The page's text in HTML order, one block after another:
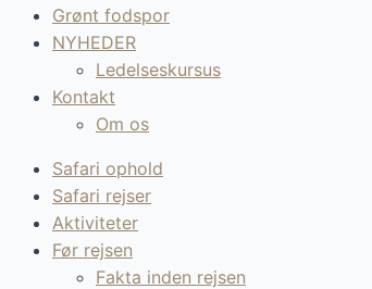
Grønt fodspor
NYHEDER
Ledelseskursus
Kontakt
Om os
Safari ophold
Safari rejser
Aktiviteter
Før rejsen
Fakta inden rejsen